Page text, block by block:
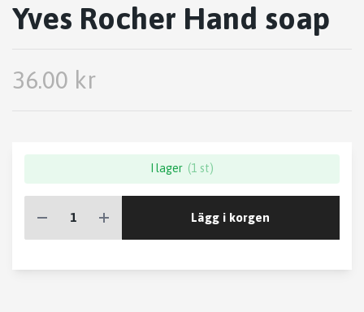
Yves Rocher Hand soap
36.00 kr
I lager (1 st)
Lägg i korgen